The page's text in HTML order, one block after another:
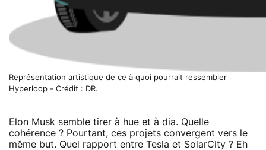
Représentation artistique de ce à quoi pourrait ressembler
Hyperloop - Crédit : DR.
Elon Musk semble tirer à hue et à dia. Quelle
cohérence ? Pourtant, ces projets convergent vers le
même but. Quel rapport entre Tesla et SolarCity ? Eh